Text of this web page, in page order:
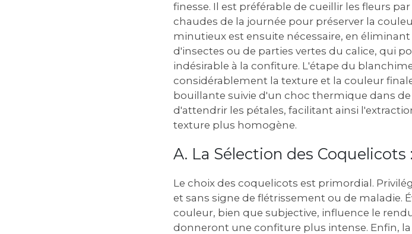
finesse. Il est préférable de cueillir les fleurs
chaudes de la journée pour préserver la
minutieux est ensuite nécessaire‚ en
d'insectes ou de parties vertes du calice‚ qui
indésirable à la confiture. L'étape du
considérablement la texture et la couleur
bouillante suivie d'un choc thermique dans
d'attendrir les pétales‚ facilitant ainsi
texture plus homogène.
A. La Sélection des
Le choix des coquelicots est primordial.
et sans signe de flétrissement ou de maladie.
couleur‚ bien que subjective‚ influence le
donneront une confiture plus intense. Enfin‚